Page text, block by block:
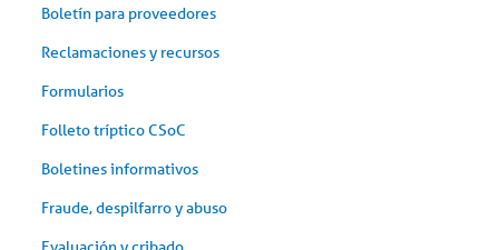
Boletín para proveedores
Reclamaciones y recursos
Formularios
Folleto tríptico CSoC
Boletines informativos
Fraude, despilfarro y abuso